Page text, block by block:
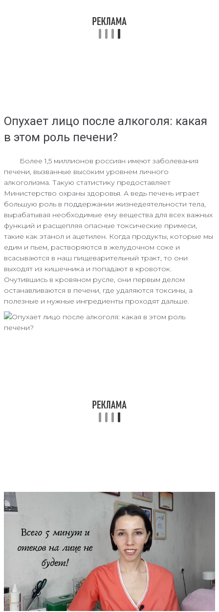
Опухает лицо после алкоголя: какая
в этом роль печени?
Более 1,5 миллионов россиян имеют заболевания
печени, вызванные высоким уровнем личного
алкоголизма. Такую статистику предоставляет
Министерство охраны здоровья. А ведь печень играет
большую роль в поддержании жизнедеятельности тела,
вырабатывая необходимые ему вещества для всех важных
функций и расщепляя опасные токсические примеси,
такие как этанол и ацетилен. Когда продукты, которые мы
едим и пьем, растворяются в желудочном соке и
всасываются в наш пищеварительный тракт, то они
выходят из кишечника и попадают в кровоток.
Очутившись в кровяном русле, они первым делом
останавливаются в печени, где удаляются токсины, а
полезные и нужные ингредиенты проходят дальше.